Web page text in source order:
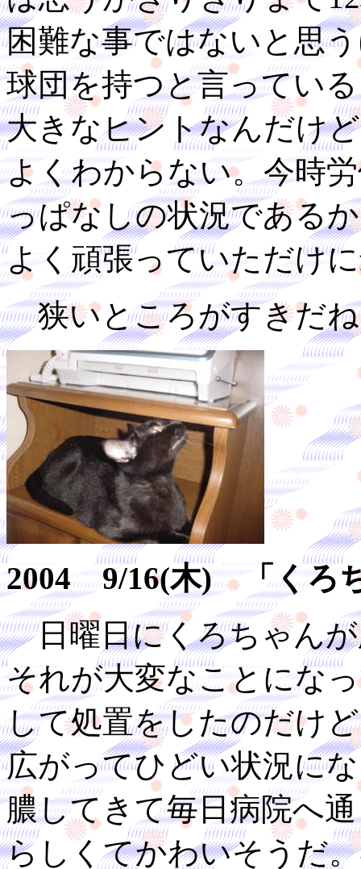
困難な事ではないと思
球団を持つと言ってい
大きなヒントなんだけ
よくわからない。今時
っぱなしの状況である
よく頑張っていただけ
狭いところがすきだ
2004 9/16(木) 「くろ
日曜日にくろちゃんが
それが大変なことにな
して処置をしたのだけ
広がってひどい状況に
膿してきて毎日病院へ
らしくてかわいそうだ